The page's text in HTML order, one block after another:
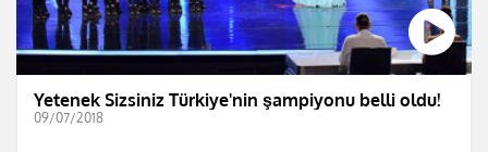
Yetenek Sizsiniz Türkiye'nin şampiyonu belli oldu!
09/07/2018